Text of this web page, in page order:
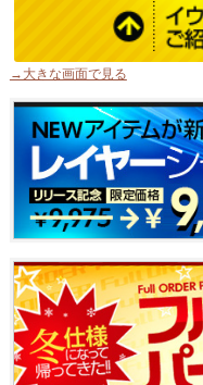
→大きな画面で見る